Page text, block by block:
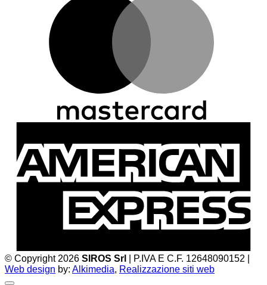
© Copyright 2026 SIROS Srl
| P.IVA E C.F. 12648090152 |
Web design by: Alkimedia, Realizzazione siti web